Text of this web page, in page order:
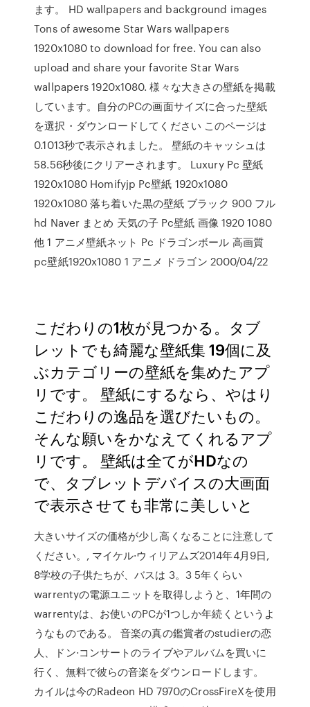
ます。 HD wallpapers and background images
Tons of awesome Star Wars wallpapers
1920x1080 to download for free. You can also
upload and share your favorite Star Wars
wallpapers 1920x1080. 様々な大きさの壁紙を掲載
しています。自分のPCの画面サイズに合った壁紙
を選択・ダウンロードしてください このページは
0.1013秒で表示されました。 壁紙のキャッシュは
58.56秒後にクリアーされます。 Luxury Pc 壁紙
1920x1080 Homifyjp Pc壁紙 1920x1080
1920x1080 落ち着いた黒の壁紙 ブラック 900 フル
hd Naver まとめ 天気の子 Pc壁紙 画像 1920 1080
他 1 アニメ壁紙ネット Pc ドラゴンボール 高画質
pc壁紙1920x1080 1 アニメ ドラゴン 2000/04/22
こだわりの1枚が見つかる。タブ
レットでも綺麗な壁紙集 19個に及
ぶカテゴリーの壁紙を集めたアプ
リです。 壁紙にするなら、やはり
こだわりの逸品を選びたいもの。
そんな願いをかなえてくれるアプ
リです。 壁紙は全てがHDなの
で、タブレットデバイスの大画面
で表示させても非常に美しいと
大きいサイズの価格が少し高くなることに注意して
ください。, マイケル·ウィリアムズ2014年4月9日,
8学校の子供たちが、バスは 3。3 5年くらい
warrentyの電源ユニットを取得しようと、1年間の
warrentyは、お使いのPCが1つしか年続くというよ
うなものである。 音楽の真の鑑賞者のstudierの恋
人、ドン·コンサートのライブやアルバムを買いに
行く、無料で彼らの音楽をダウンロードします。
カイルは今のRadeon HD 7970のCrossFireXを使用